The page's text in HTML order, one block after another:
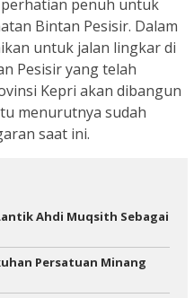
penuh untuk
Bintan Pesisir. Dalam
untuk jalan lingkar di
Pesisir yang telah
Kepri akan dibangun
menurutnya sudah
saat ini.
Ahdi Muqsith Sebagai
Persatuan Minang